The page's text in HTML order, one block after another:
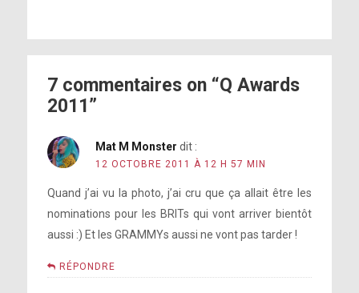
7 commentaires on “Q Awards
2011”
Mat M Monster dit :
12 OCTOBRE 2011 À 12 H 57 MIN
Quand j’ai vu la photo, j’ai cru que ça allait être les
nominations pour les BRITs qui vont arriver bientôt
aussi :) Et les GRAMMYs aussi ne vont pas tarder !
RÉPONDRE